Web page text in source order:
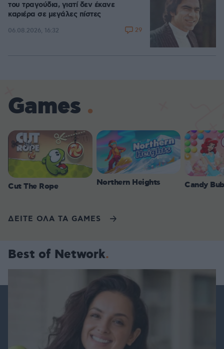
του τραγούδια, γιατί δεν έκανε
καριέρα σε μεγάλες πίστες
06.08.2026, 16:32 29
Games
Cut The Rope Northern Heights Candy
ΔΕΙΤΕ ΟΛΑ ΤΑ GAMES
Best of Network